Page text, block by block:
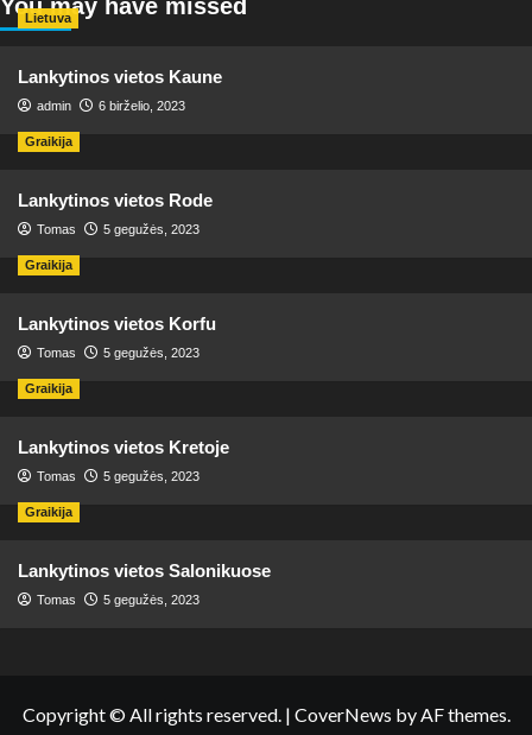
You may have missed
Lietuva
Lankytinos vietos Kaune
admin 6 birželio, 2023
Graikija
Lankytinos vietos Rode
Tomas 5 gegužės, 2023
Graikija
Lankytinos vietos Korfu
Tomas 5 gegužės, 2023
Graikija
Lankytinos vietos Kretoje
Tomas 5 gegužės, 2023
Graikija
Lankytinos vietos Salonikuose
Tomas 5 gegužės, 2023
Copyright © All rights reserved. | CoverNews by AF themes.